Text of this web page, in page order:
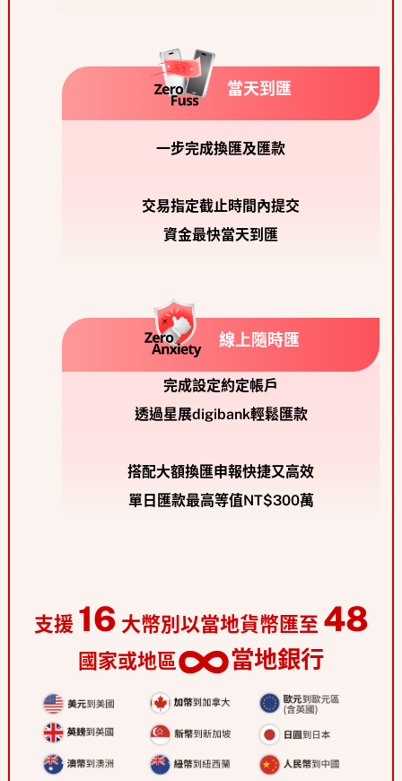
當天到匯
一步完成換匯及匯款
交易指定截止時間內提交
資金最快當天到匯
線上隨時匯
完成設定約定帳戶
透過星展digibank輕鬆匯款
搭配大額換匯申報快捷又高效
單日匯款最高等值NT$300萬
支援 16 大幣別以當地貨幣匯至 48
國家或地區 當地銀行